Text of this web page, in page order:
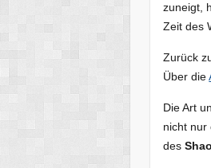
zuneigt,
Zeit des
Zurück
Über die
Die Art
nicht nur
des